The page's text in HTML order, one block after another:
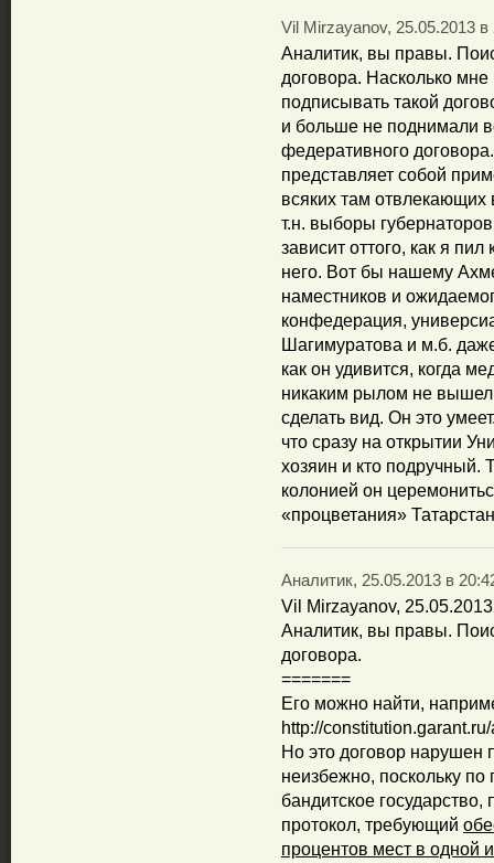
Vil Mirzayanov, 25.05.2013 в
Аналитик, вы правы.
договора. Насколько мне
подписывать такой
и больше не поднимали
федеративного
представляет собой
всяких там
т.н. выборы
зависит оттого, как я
него. Вот бы нашему
наместников и
конфедерация,
Шагимуратова и м.б.
как он удивится, когда
никаким рылом не
сделать вид. Он это
что сразу на открытии
хозяин и кто подручный.
колонией он
«процветания»
Аналитик, 25.05.2013 в
Vil Mirzayanov,
Аналитик, вы правы.
договора.
=======
Его можно найти,
http://
Но это договор нарушен
неизбежно, поскольку по
бандитское
протокол, требующий
процентов мест в одной